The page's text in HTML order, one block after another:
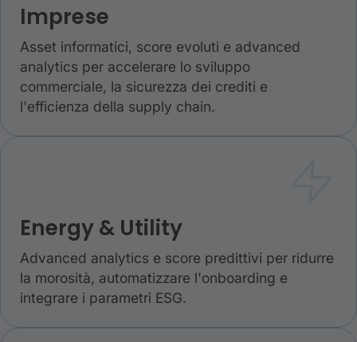
Imprese
Asset informatici, score evoluti e advanced
analytics per accelerare lo sviluppo
commerciale, la sicurezza dei crediti e
l'efficienza della supply chain.
Energy & Utility
Advanced analytics e score predittivi per ridurre
la morosità, automatizzare l'onboarding e
integrare i parametri ESG.